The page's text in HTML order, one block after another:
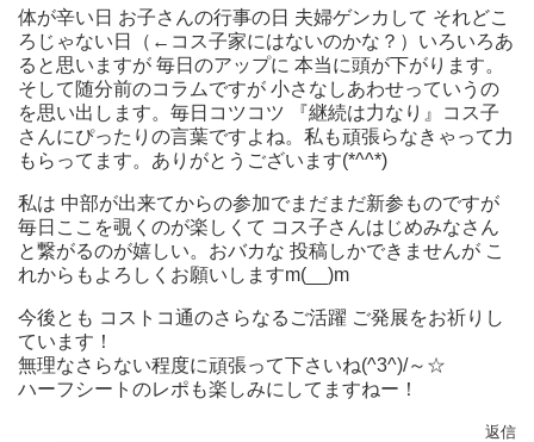
体が辛い日 お子さんの行事の日 夫婦ゲンカして それどこ
ろじゃない日（←コス子家にはないのかな？）いろいろあ
ると思いますが 毎日のアップに 本当に頭が下がります。
そして随分前のコラムですが 小さなしあわせっていうの
を思い出します。毎日コツコツ 『継続は力なり』コス子
さんにぴったりの言葉ですよね。私も頑張らなきゃって力
もらってます。ありがとうございます(*^^*)
私は 中部が出来てからの参加でまだまだ新参ものですが
毎日ここを覗くのが楽しくて コス子さんはじめみなさん
と繋がるのが嬉しい。おバカな 投稿しかできませんが こ
れからもよろしくお願いしますm(__)m
今後とも コストコ通のさらなるご活躍 ご発展をお祈りし
ています！
無理なさらない程度に頑張って下さいね(^3^)/～☆
ハーフシートのレポも楽しみにしてますねー！
返信